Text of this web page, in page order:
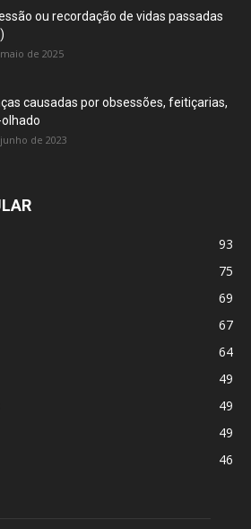
ou recordação de vidas passadas
de 2025
causadas por obsessões, feitiçarias,
de 2023
93
75
69
67
64
49
49
49
46